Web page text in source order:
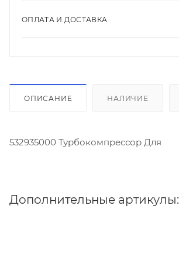
ОПЛАТА И ДОСТАВКА
ОПИСАНИЕ НАЛИЧИЕ
532935000 Турбокомпрессор Для
Дополнительные артикулы: